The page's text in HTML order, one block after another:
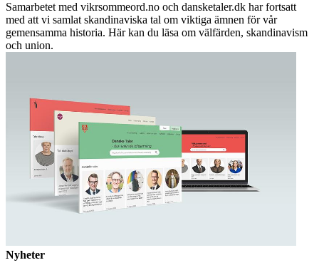
Samarbetet med vikrsommeord.no och dansketaler.dk har fortsatt
med att vi samlat skandinaviska tal om viktiga ämnen för vår
gemensamma historia. Här kan du läsa om välfärden, skandinavism
och union.
Nyheter